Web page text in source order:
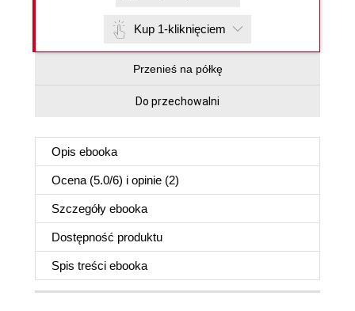
Kup 1-kliknięciem
Przenieś na półkę
Do przechowalni
Opis ebooka
Ocena (5.0/6) i opinie (2)
Szczegóły ebooka
Dostępność produktu
Spis treści ebooka